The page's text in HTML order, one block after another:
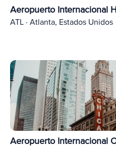
Aeropuerto Internacional
ATL · Atlanta, Estados Unidos
Aeropuerto Internacional